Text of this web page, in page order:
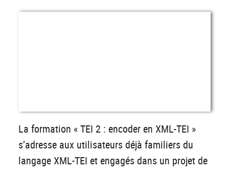
La formation « TEI 2 : encoder en XML-TEI »
s’adresse aux utilisateurs déjà familiers du
langage XML-TEI et engagés dans un projet de